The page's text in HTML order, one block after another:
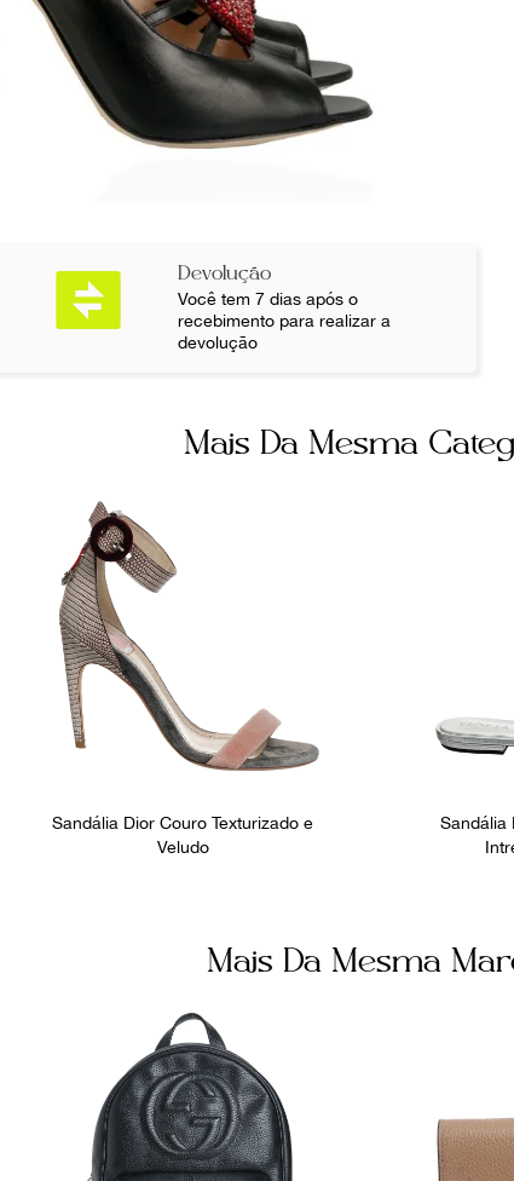
Devolução
Você tem 7 dias após o
recebimento para realizar a
devolução
Mais Da Mesma
Sandália Dior Couro Texturizado e
Veludo
Sandália
Mais Da Mesma